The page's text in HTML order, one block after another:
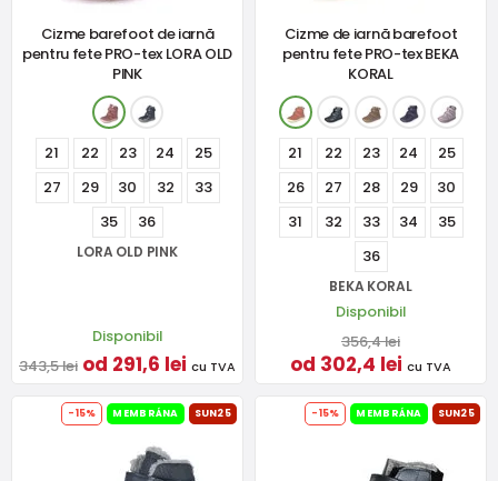
Cizme barefoot de iarnă
pentru fete PRO-tex LORA OLD
PINK
21 22 23 24
25
27
29 30 32
33
35
36
LORA OLD PINK
Disponibil
343,5 lei od 291,6 lei cu TVA
Cizme de iarnă barefoot
pentru fete PRO-tex BEKA
KORAL
21 22 23 24
25
26
27 28 29
30
31
32 33 34
35
36
BEKA KORAL
Disponibil
356,4 lei
od 302,4 lei cu TVA
-15% MEMBRÁNA SUN25 -15% MEMBRÁNA SUN25